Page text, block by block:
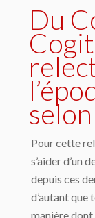
Du
Pour cette
s’aider d’un
depuis ces
d’autant que
manière dont